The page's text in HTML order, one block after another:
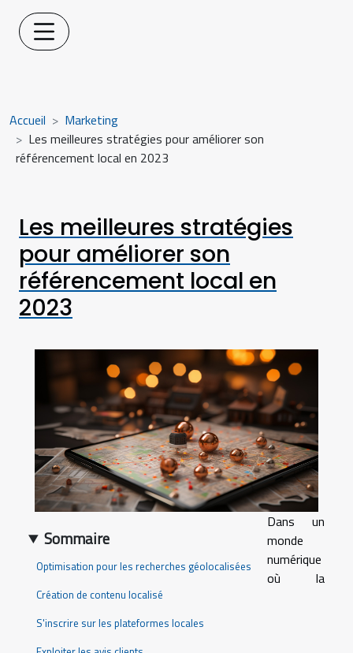
Accueil
Marketing
Les meilleures stratégies pour améliorer son
référencement local en 2023
Les meilleures stratégies
pour améliorer son
référencement local en
2023
Sommaire
Optimisation pour les recherches géolocalisées
Création de contenu localisé
S'inscrire sur les plateformes locales
Dans un
monde
numérique
où la